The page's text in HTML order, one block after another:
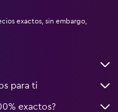
exactos, sin embargo,
para ti
exactos?